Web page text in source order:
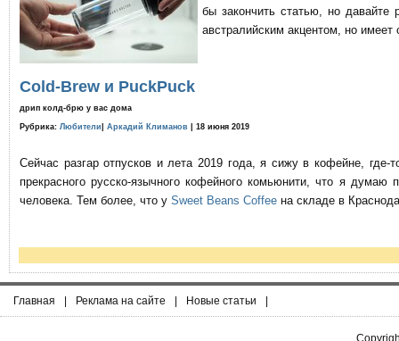
бы закончить статью, но давайте
австралийским акцентом, но имеет
Cold-Brew и PuckPuck
дрип колд-брю у вас дома
Рубрика: Любители Аркадий Климанов | 18 июня 2019
Сейчас разгар отпусков и лета 2019 года, я сижу в кофейне,
прекрасного русско-язычного кофейного комьюнити, что я
человека. Тем более, что у Sweet Beans Coffee на складе в
Главная | Реклама на сайте | Новые статьи |